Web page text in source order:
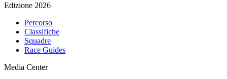
Edizione 2026
Percorso
Classifiche
Squadre
Race Guides
Media Center